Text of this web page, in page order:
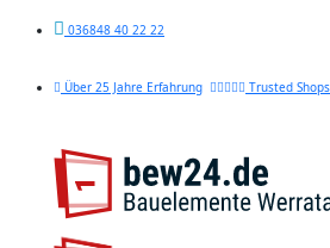
036848 40 22 22
Über 25 Jahre Erfahrung Trusted